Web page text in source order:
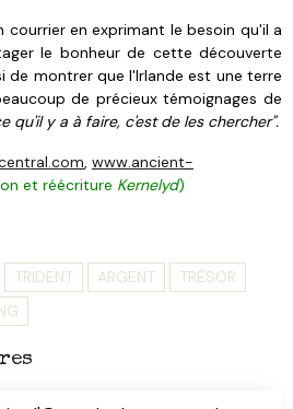
courrier en exprimant le besoin qu'il a
le bonheur de cette découverte
de montrer que l'Irlande est une terre
de précieux témoignages de
qu'il y a à faire, c'est de les chercher".
www.ancient-
et réécriture Kernelyd)
TRIDENT ARGENT
TRÉSOR